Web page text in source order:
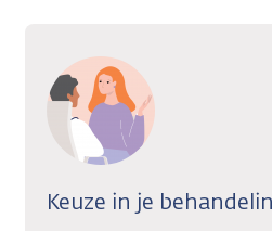
Keuze in je